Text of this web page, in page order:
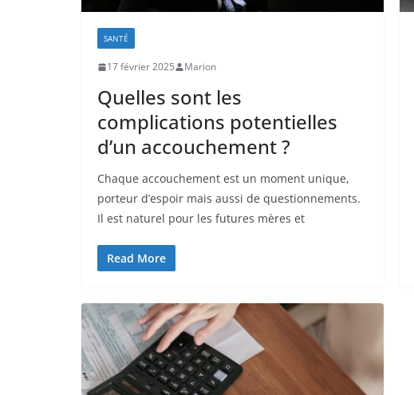
SANTÉ
17 février 2025 Marion
Quelles sont les
complications potentielles
d’un accouchement ?
Chaque accouchement est un moment unique,
porteur d’espoir mais aussi de questionnements.
Il est naturel pour les futures mères et
Read More